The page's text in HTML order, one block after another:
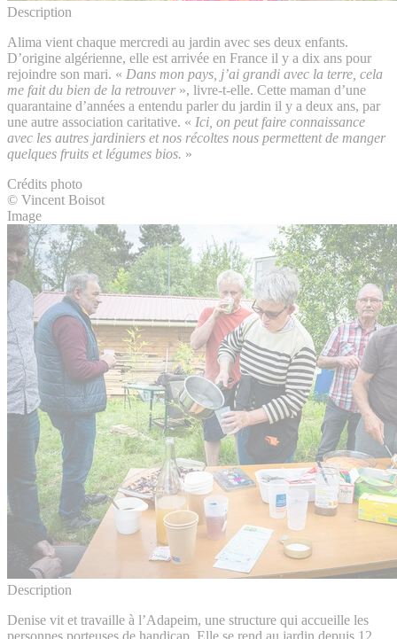
Description
Alima vient chaque mercredi au jardin avec ses deux enfants.
D’origine algérienne, elle est arrivée en France il y a dix ans pour
rejoindre son mari. « Dans mon pays, j’ai grandi avec la terre, cela
me fait du bien de la retrouver », livre-t-elle. Cette maman d’une
quarantaine d’années a entendu parler du jardin il y a deux ans, par
une autre association caritative. « Ici, on peut faire connaissance
avec les autres jardiniers et nos récoltes nous permettent de manger
quelques fruits et légumes bios. »
Crédits photo
© Vincent Boisot
Image
Description
Denise vit et travaille à l’Adapeim, une structure qui accueille les
personnes porteuses de handicap. Elle se rend au jardin depuis 12